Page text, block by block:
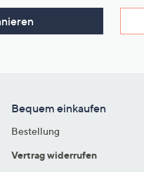
Sie
nach
rechts,
Bequem einkaufen
Bestellung
Vertrag widerrufen